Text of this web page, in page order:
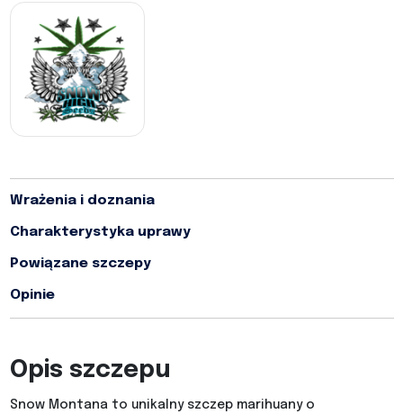
Wrażenia i doznania
Charakterystyka uprawy
Powiązane szczepy
Opinie
Opis szczepu
Snow Montana to unikalny szczep marihuany o